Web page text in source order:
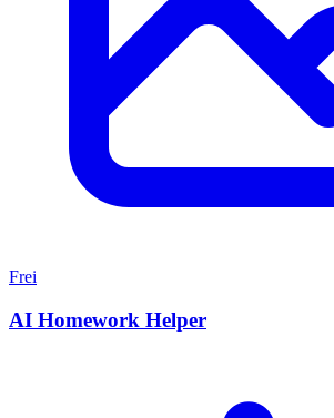
Frei
AI Homework Helper